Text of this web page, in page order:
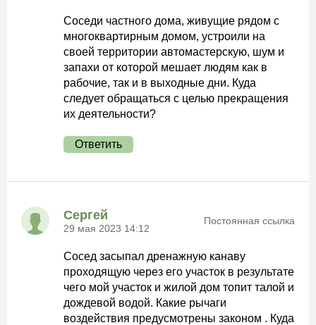
Соседи частного дома, живущие рядом с
многоквартирным домом, устроили на
своей территории автомастерскую, шум и
запахи от которой мешает людям как в
рабочие, так и в выходные дни. Куда
следует обращаться с целью прекращения
их деятельности?
Ответить
Сергей
29 мая 2023 14:12
Постоянная ссылка
Сосед засыпал дренажную канаву
проходящую через его участок в результате
чего мой участок и жилой дом топит талой и
дождевой водой. Какие рычаги
воздействия предусмотрены законом . Куда